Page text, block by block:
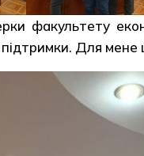
факультету
Для